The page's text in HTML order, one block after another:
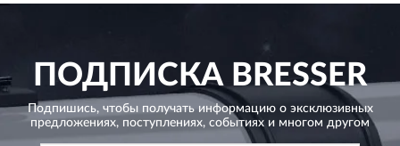
ПОДПИСКА BRESSER
Подпишись, чтобы получать информацию о эксклюзивных
предложениях, поступлениях, событиях и многом другом